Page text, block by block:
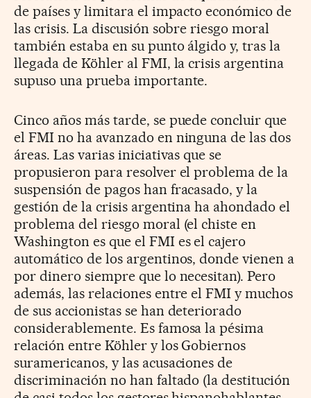
de países y limitara el impacto económico de
las crisis. La discusión sobre riesgo moral
también estaba en su punto álgido y, tras la
llegada de Köhler al FMI, la crisis argentina
supuso una prueba importante.
Cinco años más tarde, se puede concluir que
el FMI no ha avanzado en ninguna de las dos
áreas. Las varias iniciativas que se
propusieron para resolver el problema de la
suspensión de pagos han fracasado, y la
gestión de la crisis argentina ha ahondado el
problema del riesgo moral (el chiste en
Washington es que el FMI es el cajero
automático de los argentinos, donde vienen a
por dinero siempre que lo necesitan). Pero
además, las relaciones entre el FMI y muchos
de sus accionistas se han deteriorado
considerablemente. Es famosa la pésima
relación entre Köhler y los Gobiernos
suramericanos, y las acusaciones de
discriminación no han faltado (la destitución